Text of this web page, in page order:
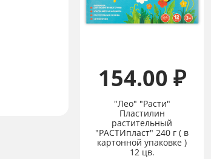
154.00 ₽
"Лео" "Расти"
Пластилин
растительный
"РАСТИпласт" 240 г ( в
картонной упаковке )
12 цв.